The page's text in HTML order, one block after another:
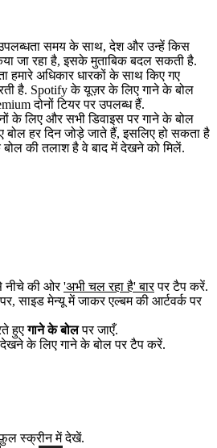
समय के साथ, देश और उन्हें किस
जा रहा है, इसके मुताबिक बदल सकती है.
हमारे अधिकार धारकों के साथ किए गए
है. Spotify के यूज़र के लिए गाने के बोल
दोनों टियर पर उपलब्ध हैं.
के लिए और सभी डिवाइस पर गाने के बोल
बोल हर दिन जोड़े जाते हैं, इसलिए हो सकता है
की तलाश है वे बाद में देखने को मिलें.
नीचे की ओर'अभी चल रहा है' बारपर टैप करें.
साइड मेन्यू में जाकर एल्बम की आर्टवर्क पर
हुएगाने के बोलपर जाएँ.
के लिए गाने के बोल पर टैप करें.
स्क्रीन में देखें.